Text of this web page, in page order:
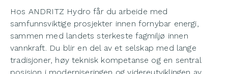
Hos ANDRITZ Hydro får du arbeide med
samfunnsviktige prosjekter innen fornybar energi,
sammen med landets sterkeste fagmiljø innen
vannkraft. Du blir en del av et selskap med lange
tradisjoner, høy teknisk kompetanse og en sentral